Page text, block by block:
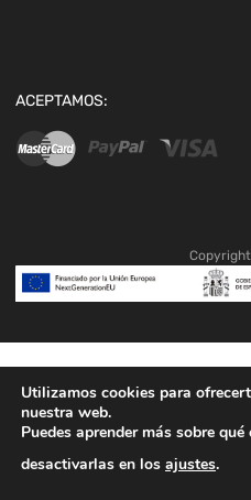
ACEPTAMOS:
Utilizamos cookies para
nuestra web.
Puedes aprender más sobre
desactivarlas en los ajustes.